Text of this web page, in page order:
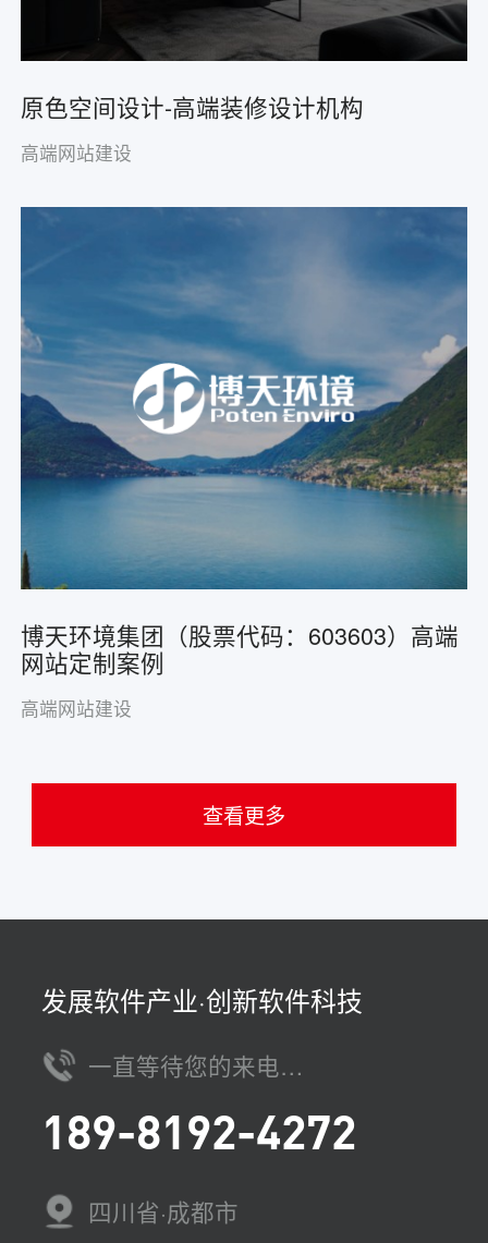
原色空间设计-高端装修设计机构
高端网站建设
博天环境集团（股票代码：603603）高端
网站定制案例
高端网站建设
查看更多
发展软件产业·创新软件科技
一直等待您的来电…
189-8192-4272
四川省·成都市